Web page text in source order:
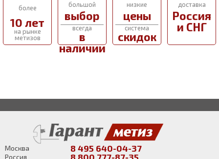
более
10 лет
на рынке
метизов
большой
выбор
всегда
в
наличии
низкие
цены
система
скидок
доставка
Россия
и СНГ
Москва 8 495 640-04-37
Россия